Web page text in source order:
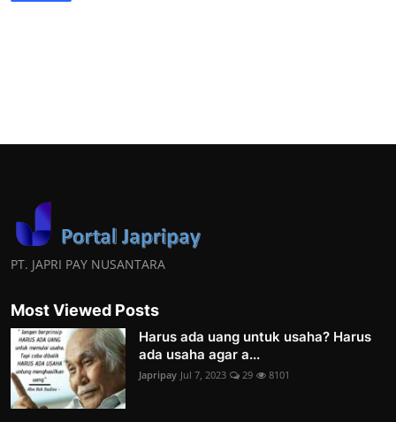
PT. JAPRI PAY NUSANTARA
Most Viewed Posts
Harus ada uang untuk usaha? Harus
ada usaha agar a...
Japripay Jul 7, 2023 29 8101